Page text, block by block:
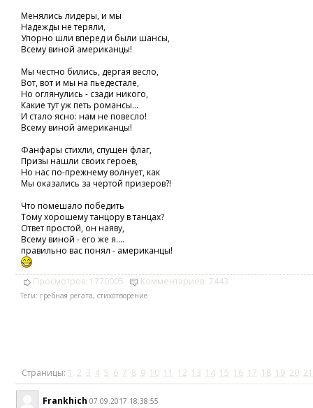
Менялись лидеры, и мы
Надежды не теряли,
Упорно шли вперед и были шансы,
Всему виной американцы!
Мы честно бились, дергая весло,
Вот, вот и мы на пьедестале,
Но оглянулись - сзади никого,
Какие тут уж петь романсы...
И стало ясно: нам не повесло!
Всему виной американцы!
Фанфары стихли, спущен флаг,
Призы нашли своих героев,
Но нас по-прежнему волнует, как
Мы оказались за чертой призеров?!
Что помешало победить
Тому хорошему танцору в танцах?
Ответ простой, он наяву,
Всему виной - его же я....
правильно вас понял - американцы!
Просмотров: 1770005 Комментариев: 7443
Теги: гребная регата, стихотворение
Страницы: 1 2 3 4 5 6 7 8 9 10 11 12 13 14 15 16 17 18 19 20 21
Frankhich 07.09.2017 18:38:55